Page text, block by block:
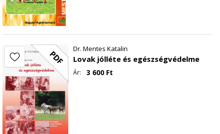
A GYOMOR
A KÖZÉPBÉL
AZ UTÓBÉL
A JÁRULÉKOS MIRIGYEK
A SZÁJ MIRIGYEI
KÖZÉPBÉL MIRIGYEI
A MÁJ
A HASNYÁLMIRIGY
A BAROMFI EMÉSZTŐKÉSZÜLÉKE
TUDÁSPRÓBA
MEGOLDÁSOK
PDF Dr. Mentes Katalin
Lovak jólléte és egészségvédelme
Ár: 3 600 Ft